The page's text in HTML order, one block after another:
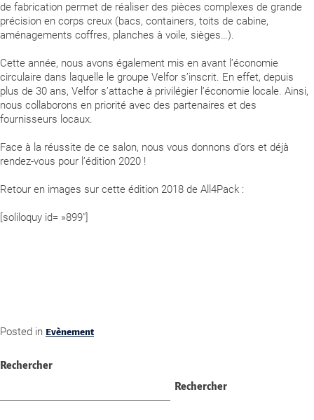
de fabrication permet de réaliser des pièces complexes de grande
précision en corps creux (bacs, containers, toits de cabine,
aménagements coffres, planches à voile, sièges…).
Cette année, nous avons également mis en avant l’économie
circulaire dans laquelle le groupe Velfor s’inscrit. En effet, depuis
plus de 30 ans, Velfor s’attache à privilégier l’économie locale. Ainsi,
nous collaborons en priorité avec des partenaires et des
fournisseurs locaux.
Face à la réussite de ce salon, nous vous donnons d’ors et déjà
rendez-vous pour l’édition 2020 !
Retour en images sur cette édition 2018 de All4Pack :
[soliloquy id= »899″]
Posted in Evènement
Rechercher
Rechercher